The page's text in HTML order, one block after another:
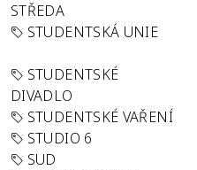
STŘEDA
STUDENTSKÁ UNIE
STUDENTSKÉ
DIVADLO
STUDENTSKÉ VAŘENÍ
STUDIO 6
SUD